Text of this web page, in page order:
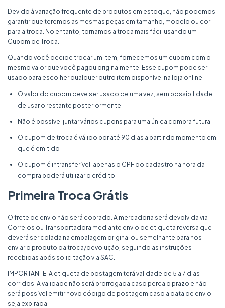
Devido à variação frequente de produtos em estoque, não podemos
garantir que teremos as mesmas peças em tamanho, modelo ou cor
para a troca. No entanto, tornamos a troca mais fácil usando um
Cupom de Troca.
Quando você decide trocar um item, fornecemos um cupom com o
mesmo valor que você pagou originalmente. Esse cupom pode ser
usado para escolher qualquer outro item disponível na loja online.
O valor do cupom deve ser usado de uma vez, sem possibilidade
de usar o restante posteriormente
Não é possível juntar vários cupons para uma única compra futura
O cupom de troca é válido por até 90 dias a partir do momento em
que é emitido
O cupom é intransferível: apenas o CPF do cadastro na hora da
compra poderá utilizar o crédito
Primeira Troca Grátis
O frete de envio não será cobrado. A mercadoria será devolvida via
Correios ou Transportadora mediante envio de etiqueta reversa que
deverá ser colada na embalagem original ou semelhante para nos
enviar o produto da troca/devolução, seguindo as instruções
recebidas após solicitação via SAC.
IMPORTANTE: A etiqueta de postagem terá validade de 5 a 7 dias
corridos. A validade não será prorrogada caso perca o prazo e não
será possível emitir novo código de postagem caso a data de envio
seja expirada.